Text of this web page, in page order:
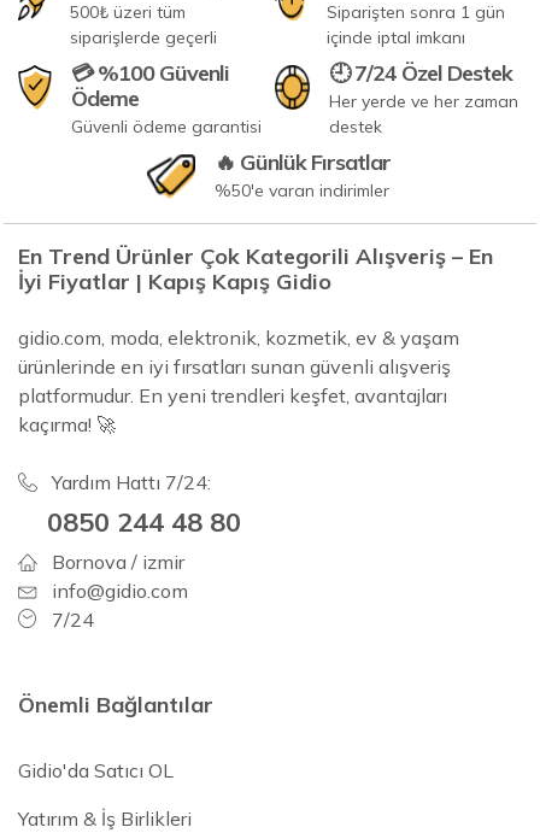
500₺ üzeri tüm
siparişlerde geçerli
Siparişten sonra 1 gün
içinde iptal imkanı
💳 %100 Güvenli
Ödeme
Güvenli ödeme garantisi
🕘 7/24 Özel Destek
Her yerde ve her zaman
destek
🔥 Günlük Fırsatlar
%50'e varan indirimler
En Trend Ürünler Çok Kategorili Alışveriş – En
İyi Fiyatlar | Kapış Kapış Gidio
gidio.com, moda, elektronik, kozmetik, ev & yaşam
ürünlerinde en iyi fırsatları sunan güvenli alışveriş
platformudur. En yeni trendleri keşfet, avantajları
kaçırma! 🚀
Yardım Hattı 7/24:
0850 244 48 80
Bornova / izmir
info@gidio.com
7/24
Önemli Bağlantılar
Gidio'da Satıcı OL
Yatırım & İş Birlikleri